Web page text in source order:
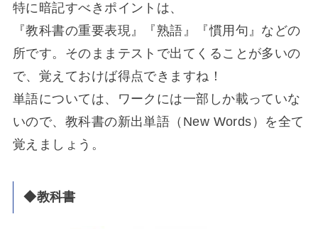
特に暗記すべきポイントは、
『教科書の重要表現』『熟語』『慣用句』などの
所です。そのままテストで出てくることが多いの
で、覚えておけば得点できますね！
単語については、ワークには一部しか載っていな
いので、教科書の新出単語（New Words）を全て
覚えましょう。
◆教科書